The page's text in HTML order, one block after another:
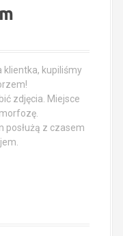
klientka, kupiliśmy
zdjęcia. Miejsce
posłużą z czasem